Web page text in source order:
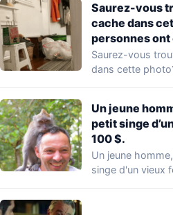
Saurez-vous
cache dans
personnes ont
Saurez-vous
dans cette
Un jeune
petit singe
100 $.
Un jeune
singe d'un vieux